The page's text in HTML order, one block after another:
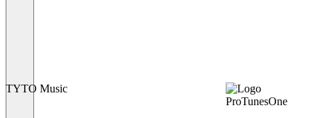
TYTO Music
ProTunesOne